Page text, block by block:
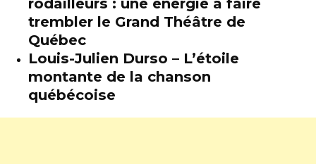
trembler le Grand Théâtre de
Québec
Louis-Julien Durso – L’étoile
montante de la chanson
québécoise